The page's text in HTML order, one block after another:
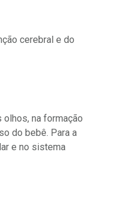
cerebral e do
na formação
do bebê. Para a
e no sistema